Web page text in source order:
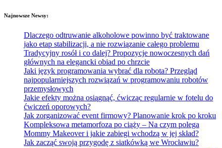
Najnowsze Newsy:
Dlaczego odtruwanie alkoholowe powinno być traktowane
jako etap stabilizacji, a nie rozwiązanie całego problemu
Tradycyjny rosół i co dalej? Propozycje nowoczesnych dań
głównych na elegancki obiad po chrzcie
Jaki język programowania wybrać dla robota? Przegląd
najpopularniejszych rozwiązań w programowaniu robotów
przemysłowych
Jakie efekty można osiągnąć, ćwicząc regularnie w fotelu do
ćwiczeń oporowych?
Jak zorganizować event firmowy? Planowanie krok po kroku
Kompleksowa metamorfoza po ciąży – Na czym polega
Mommy Makeover i jakie zabiegi wchodzą w jej skład?
Jak zacząć swoją przygodę z siatkówką we Wrocławiu?